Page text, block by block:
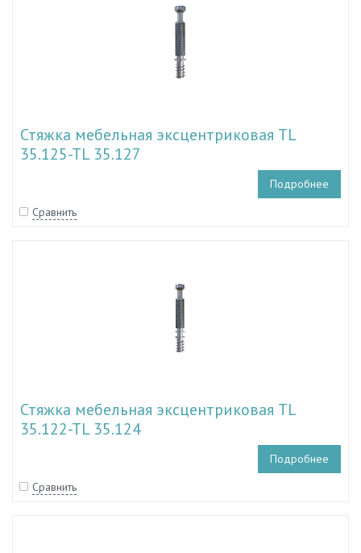
Стяжка мебельная эксцентриковая TL
35.125-TL 35.127
Подробнее
Сравнить
Стяжка мебельная эксцентриковая TL
35.122-TL 35.124
Подробнее
Сравнить